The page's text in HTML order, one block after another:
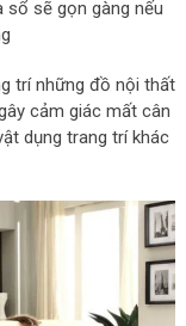
sổ sẽ gọn gàng nếu
trí những đồ nội thất
cảm giác mất cân
dụng trang trí khác